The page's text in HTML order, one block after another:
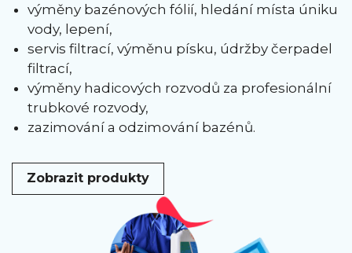
výměny bazénových fólií, hledání místa úniku
vody, lepení,
servis filtrací, výměnu písku, údržby čerpadel
filtrací,
výměny hadicových rozvodů za profesionální
trubkové rozvody,
zazimování a odzimování bazénů.
Zobrazit produkty